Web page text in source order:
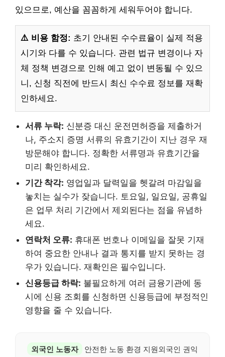
있으므로, 예산을 꼼꼼하게 세워두어야 합니다.
⚠️ 비용 함정: 초기 안내된 수수료율이 실제 적용
시기와 다를 수 있습니다. 관련 법규 변경이나 자
체 정책 변경으로 인해 예고 없이 변동될 수 있으
니, 신청 직전에 반드시 최신 수수료 정보를 재확
인하세요.
서류 누락: 신분증 대신 운전면허증을 제출하거
나, 주소지 증명 서류의 유효기간이 지난 경우 재
방문해야 합니다. 정확한 서류명과 유효기간을
미리 확인하세요.
기간 착각: 영업일과 달력일을 헷갈려 마감일을
놓치는 실수가 잦습니다. 토요일, 일요일, 공휴일
은 업무 처리 기간에서 제외된다는 점을 유념하
세요.
연락처 오류: 휴대폰 번호나 이메일을 잘못 기재
하여 중요한 안내나 결과 통지를 받지 못하는 경
우가 있습니다. 재확인은 필수입니다.
신용등급 하락: 불필요하게 여러 금융기관에 동
시에 신용 조회를 신청하면 신용등급에 부정적인
영향을 줄 수 있습니다.
외국인 노동자
안전한 노동 환경 지원외국인 권익